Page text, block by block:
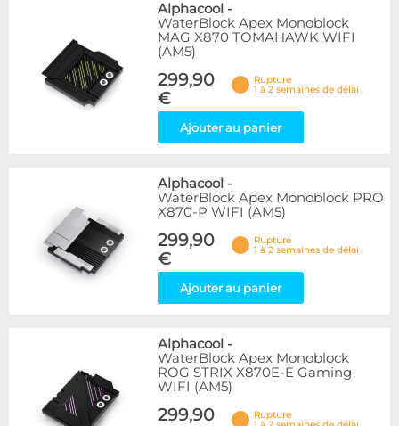
Alphacool -
WaterBlock Apex Monoblock
MAG X870 TOMAHAWK WIFI
(AM5)
299,90
€
Rupture
1 à 2 semaines de délai
Ajouter au panier
Alphacool -
WaterBlock Apex Monoblock PRO
X870-P WIFI (AM5)
299,90
€
Rupture
1 à 2 semaines de délai
Ajouter au panier
Alphacool -
WaterBlock Apex Monoblock
ROG STRIX X870E-E Gaming
WIFI (AM5)
299,90
Rupture